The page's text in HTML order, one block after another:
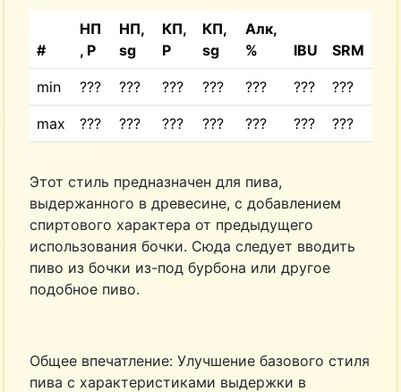
#
НП
, P
НП,
sg
КП,
P
КП,
sg
Алк,
%
IBU SRM
min ??? ??? ??? ??? ??? ??? ???
max ??? ??? ??? ??? ??? ??? ???
Этот стиль предназначен для пива,
выдержанного в древесине, с добавлением
спиртового характера от предыдущего
использования бочки. Сюда следует вводить
пиво из бочки из-под бурбона или другое
подобное пиво.
Общее впечатление: Улучшение базового стиля
пива с характеристиками выдержки в